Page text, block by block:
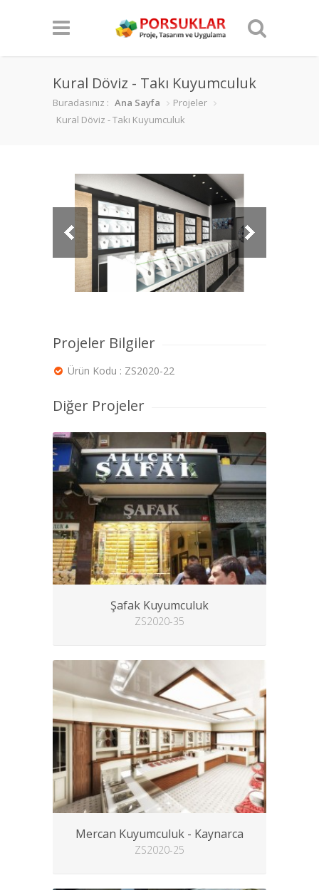
Kural Döviz - Takı Kuyumculuk
Buradasınız : Ana Sayfa
Projeler
Kural Döviz - Takı Kuyumculuk
Projeler Bilgiler
Ürün Kodu : ZS2020-22
Diğer Projeler
Şafak Kuyumculuk
ZS2020-35
Mercan Kuyumculuk - Kaynarca
ZS2020-25